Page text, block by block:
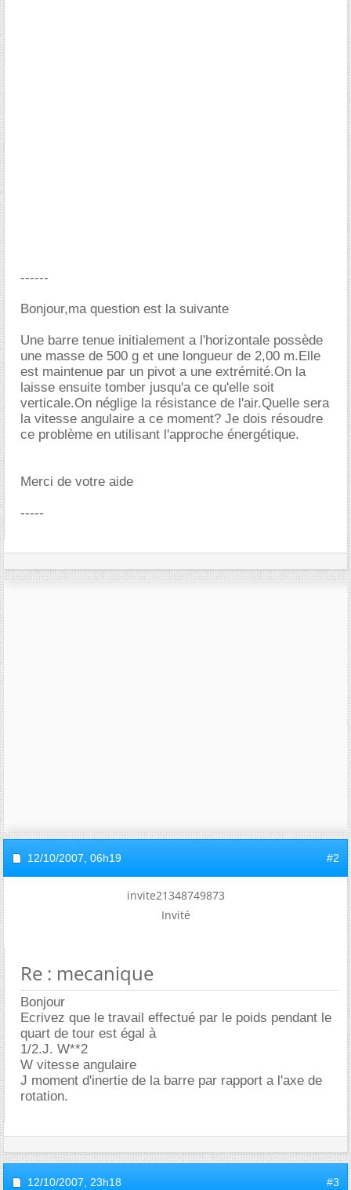
------
Bonjour,ma question est la suivante
Une barre tenue initialement a l'horizontale possède
une masse de 500 g et une longueur de 2,00 m.Elle
est maintenue par un pivot a une extrémité.On la
laisse ensuite tomber jusqu'a ce qu'elle soit
verticale.On néglige la résistance de l'air.Quelle sera
la vitesse angulaire a ce moment? Je dois résoudre
ce problème en utilisant l'approche énergétique.
Merci de votre aide
-----
12/10/2007, 06h19 #2
invite21348749873
Invité
Re : mecanique
Bonjour
Ecrivez que le travail effectué par le poids pendant le
quart de tour est égal à
1/2.J. W**2
W vitesse angulaire
J moment d'inertie de la barre par rapport a l'axe de
rotation.
12/10/2007, 23h18 #3